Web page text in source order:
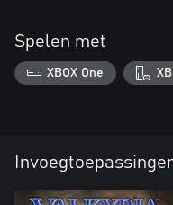
Spelen met
XBOX One